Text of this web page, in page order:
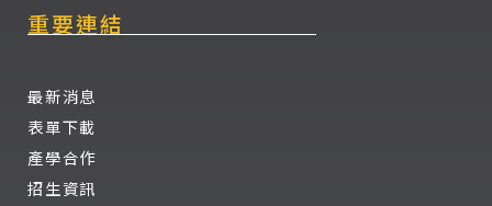
重要連結
最新消息
表單下載
產學合作
招生資訊